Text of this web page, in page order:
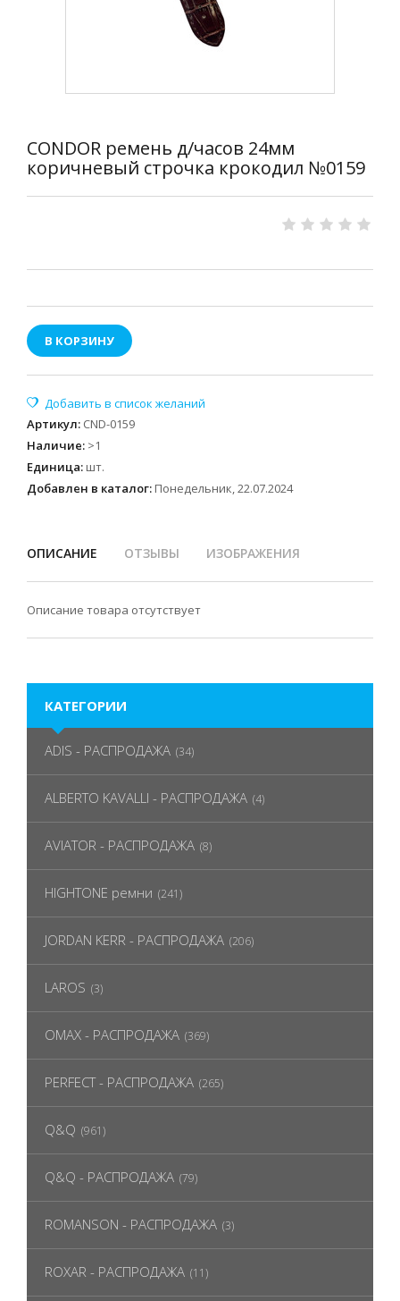
CONDOR ремень д/часов 24мм
коричневый строчка крокодил №0159
В КОРЗИНУ
Артикул: CND-0159
Наличие: >1
Единица: шт.
Добавлен в каталог: Понедельник, 22.07.2024
ОПИСАНИЕ ОТЗЫВЫ ИЗОБРАЖЕНИЯ
Описание товара отсутствует
КАТЕГОРИИ
ADIS - РАСПРОДАЖА (34)
ALBERTO KAVALLI - РАСПРОДАЖА (4)
AVIATOR - РАСПРОДАЖА (8)
HIGHTONE ремни (241)
JORDAN KERR - РАСПРОДАЖА (206)
LAROS (3)
OMAX - РАСПРОДАЖА (369)
PERFECT - РАСПРОДАЖА (265)
Q&Q (961)
Q&Q - РАСПРОДАЖА (79)
ROMANSON - РАСПРОДАЖА (3)
ROXAR - РАСПРОДАЖА (11)